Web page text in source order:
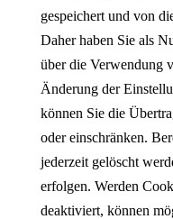
gespeichert und von
Daher haben Sie als
über die Verwendung
Änderung der
können Sie die
oder einschränken.
jederzeit gelöscht
erfolgen. Werden
deaktiviert, können